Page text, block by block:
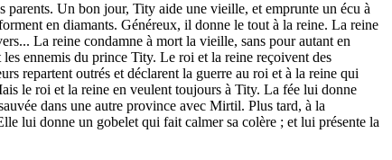
Un bon jour, Tity aide une vieille, et emprunte un écu à
en diamants. Généreux, il donne le tout à la reine. La reine
La reine condamne à mort la vieille, sans pour autant en
ennemis du prince Tity. Le roi et la reine reçoivent des
repartent outrés et déclarent la guerre au roi et à la reine qui
le roi et la reine en veulent toujours à Tity. La fée lui donne
dans une autre province avec Mirtil. Plus tard, à la
lui donne un gobelet qui fait calmer sa colère ; et lui présente la